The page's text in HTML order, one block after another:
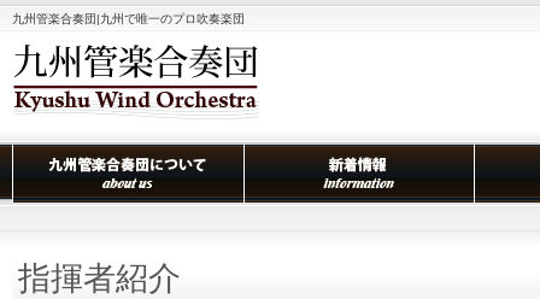
九州管楽合奏団|九州で唯一のプロ吹奏楽団
指揮者紹介